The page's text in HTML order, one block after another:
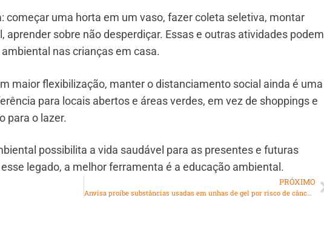
começar uma horta em um vaso, fazer coleta seletiva, montar
aprender sobre não desperdiçar. Essas e outras atividades podem
nas crianças em casa.
maior flexibilização, manter o distanciamento social ainda é uma
para locais abertos e áreas verdes, em vez de shoppings e
para o lazer.
possibilita a vida saudável para as presentes e futuras
legado, a melhor ferramenta é a educação ambiental.
PRÓXIMO
Anvisa proíbe substâncias usadas em unhas de gel por risco de câncer e infertilidade